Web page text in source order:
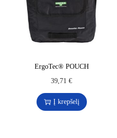
ErgoTec® POUCH
39,71€
Į krepšelį